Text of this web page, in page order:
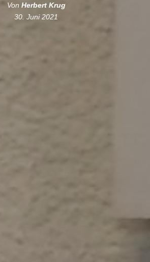
Von Herbert Krug
30. Juni 2021